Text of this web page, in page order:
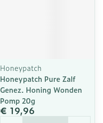
Honeypatch
Honeypatch Pure Zalf
Genez. Honing Wonden
Pomp 20g
€ 19,96
Aantal